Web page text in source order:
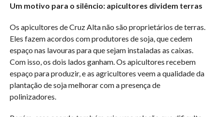
Um motivo para o silêncio: apicultores dividem terras
Os apicultores de Cruz Alta não são proprietários de terras.
Eles fazem acordos com produtores de soja, que cedem
espaço nas lavouras para que sejam instaladas as caixas.
Com isso, os dois lados ganham. Os apicultores recebem
espaço para produzir, e as agricultores veem a qualidade da
plantação de soja melhorar com a presença de
polinizadores.